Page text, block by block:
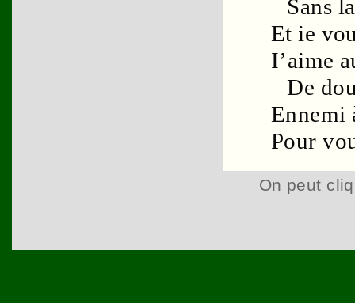
Sans
Et ie
I’aime
De
Ennemi
Pour
On peut